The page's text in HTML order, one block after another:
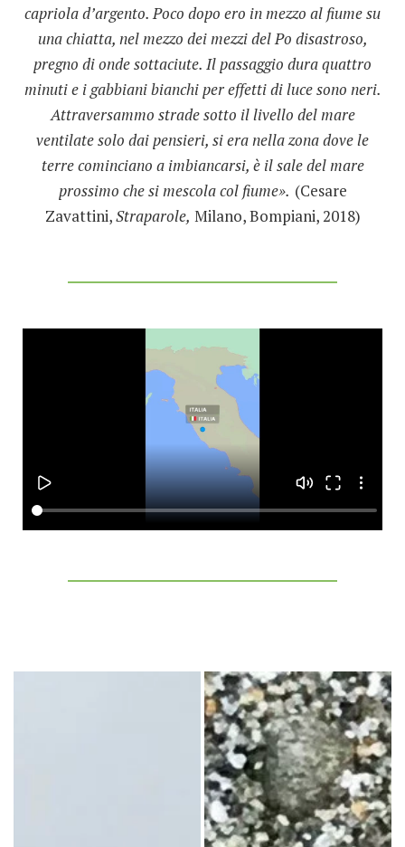
capriola d’argento. Poco dopo ero in mezzo al fiume su
una chiatta, nel mezzo dei mezzi del Po disastroso,
pregno di onde sottaciute. Il passaggio dura quattro
minuti e i gabbiani bianchi per effetti di luce sono neri.
Attraversammo strade sotto il livello del mare
ventilate solo dai pensieri, si era nella zona dove le
terre cominciano a imbiancarsi, è il sale del mare
prossimo che si mescola col fiume». (Cesare
Zavattini,Straparole, Milano, Bompiani, 2018)